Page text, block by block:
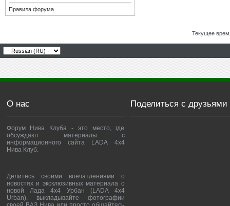
Правила форума
Текущее
О нас
Форум Нива Клуба - это место, где
обсуждают материалы с
информационного сайта LADA 4x4
Нива Клуб.
Делитесь своими впечатлениями о
новостях и эксклюзивных материала о
новой Лада 4х4 Урбан (LADA 4x4
Urban), выкладывайте фотографии
Поделиться с друзьями